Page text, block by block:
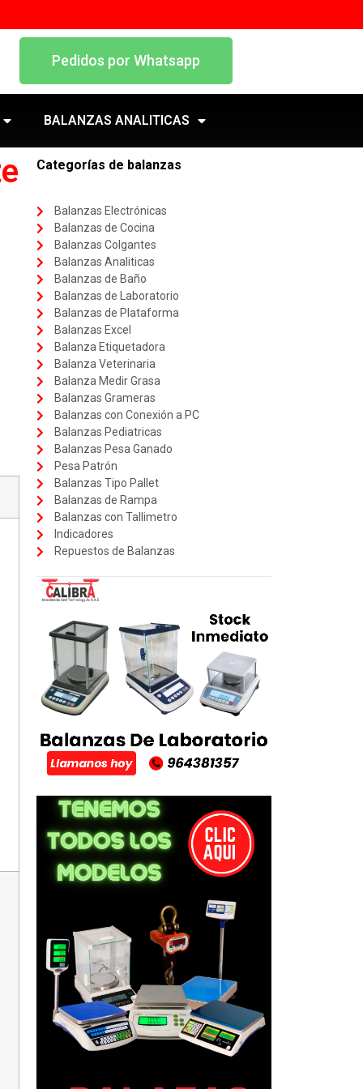
Pedidos por Whatsapp
BALANZAS ANALITICAS
Categorías de balanzas
Balanzas Electrónicas
Balanzas de Cocina
Balanzas Colgantes
Balanzas Analiticas
Balanzas de Baño
Balanzas de Laboratorio
Balanzas de Plataforma
Balanzas Excel
Balanza Etiquetadora
Balanza Veterinaria
Balanza Medir Grasa
Balanzas Grameras
Balanzas con Conexión a PC
Balanzas Pediatricas
Balanzas Pesa Ganado
Pesa Patrón
Balanzas Tipo Pallet
Balanzas de Rampa
Balanzas con Tallimetro
Indicadores
Repuestos de Balanzas